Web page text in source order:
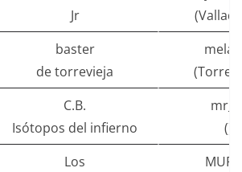
Jr
baster
de torrevieja
C.B.
Isótopos del infierno
()
Los